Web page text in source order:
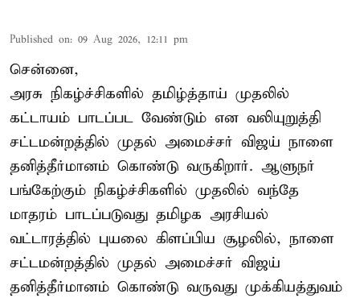
Published on: 09 Aug 2026, 12:11 pm
சென்னை,
அரசு நிகழ்ச்சிகளில் தமிழ்த்தாய் முதலில்
கட்டாயம் பாடப்பட வேண்டும் என வலியுறுத்தி
சட்டமன்றத்தில் முதல் அமைச்சர் விஜய் நாளை
தனித்தீர்மானம் கொண்டு வருகிறார். ஆளுநர்
பங்கேற்கும் நிகழ்ச்சிகளில் முதலில் வந்தே
மாதரம் பாடப்படுவது தமிழக அரசியல்
வட்டாரத்தில் புயலை கிளப்பிய சூழலில், நாளை
சட்டமன்றத்தில் முதல் அமைச்சர் விஜய்
தனித்தீர்மானம் கொண்டு வருவது முக்கியத்துவம்